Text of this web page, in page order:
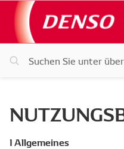
I Allgemeines